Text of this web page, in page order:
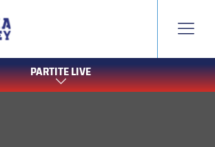
PARTITE LIVE